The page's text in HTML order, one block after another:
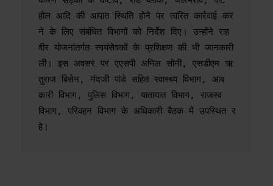
होल आदि की आपात स्थिति होने पर त्वरित कार्रवाई कर
ने के लिए संबंधित विभागों को निर्देश दिए। उन्होंने राह
वीर योजनांतर्गत स्वयंसेवकों के प्रशिक्षण की भी जानकारी
ली। इस अवसर पर एएसपी अनिल सोनी, एसडीएम ऋ
तुराज बिसेन, नंदजी पांडे सहित स्वास्थ्य विभाग, आब
कारी विभाग, पुलिस विभाग, यातायात विभाग, राजस्व
विभाग, परिवहन विभाग के अधिकारी बैठक में उपस्थित र
हे।